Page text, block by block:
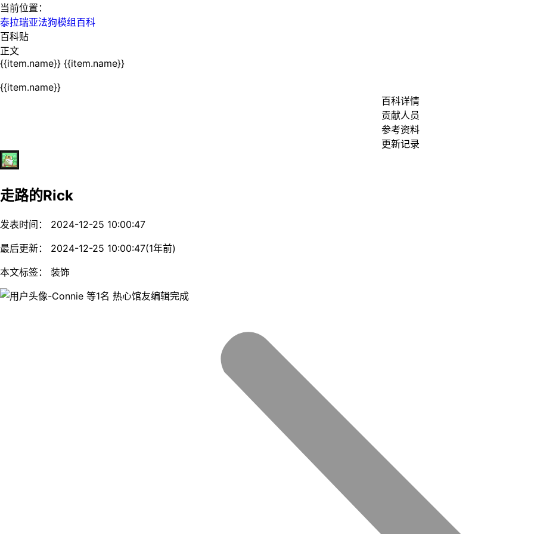
当前位置：
泰拉瑞亚法狗模组百科
百科贴
正文
{{item.name}} {{item.name}}
{{item.name}}
百科详情
贡献人员
参考资料
更新记录
走路的Rick
发表时间： 2024-12-25 10:00:47
最后更新： 2024-12-25 10:00:47(1年前)
本文标签： 装饰
等1名 热心馆友编辑完成